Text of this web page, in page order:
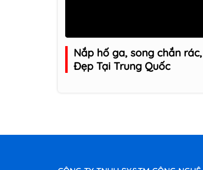
Nắp hố ga, song chắn
Đẹp Tại Trung Quốc